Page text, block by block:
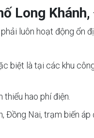
Long
luôn hoạt động ổn
biệt là tại các khu
hao phí điện.
Đồng Nai, trạm biến